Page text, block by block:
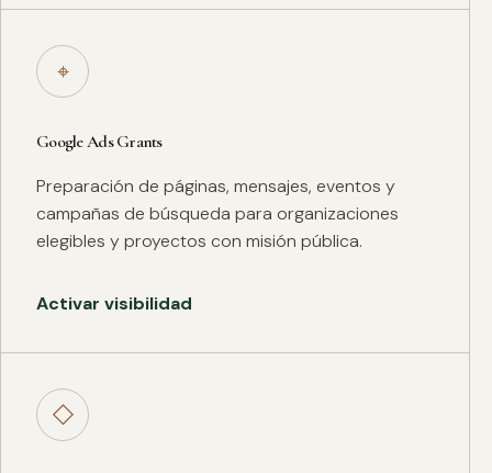
⌖
Google Ads Grants
Preparación de páginas, mensajes, eventos y
campañas de búsqueda para organizaciones
elegibles y proyectos con misión pública.
Activar visibilidad
◇